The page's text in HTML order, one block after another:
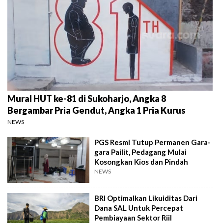
Mural HUT ke-81 di Sukoharjo, Angka 8
Bergambar Pria Gendut, Angka 1 Pria Kurus
NEWS
PGS Resmi Tutup Permanen Gara-
gara Pailit, Pedagang Mulai
Kosongkan Kios dan Pindah
NEWS
BRI Optimalkan Likuiditas Dari
Dana SAL Untuk Percepat
Pembiayaan Sektor Riil